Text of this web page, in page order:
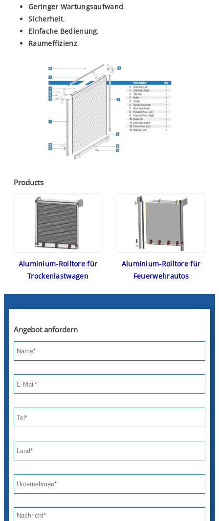
Geringer Wartungsaufwand.
Sicherheit.
Einfache Bedienung.
Raumeffizienz.
Products
Aluminium-Rolltore für
Trockenlastwagen
Aluminium-Rolltore für
Feuerwehrautos
Angebot anfordern